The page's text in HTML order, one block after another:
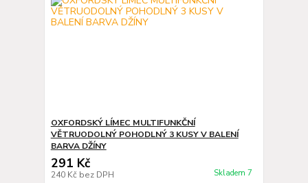
OXFORDSKÝ LÍMEC MULTIFUNKČNÍ
VĚTRUODOLNÝ POHODLNÝ 3 KUSY V BALENÍ
BARVA DŽÍNY
291 Kč
240 Kč bez DPH Skladem 7